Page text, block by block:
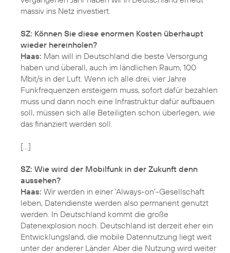
massiv ins Netz investiert.
SZ: Können Sie diese enormen Kosten überhaupt
wieder hereinholen?
Haas: Man will in Deutschland die beste Versorgung
haben und überall, auch im ländlichen Raum, 100
Mbit/s in der Luft. Wenn ich alle drei, vier Jahre
Funkfrequenzen ersteigern muss, sofort dafür bezahlen
muss und dann noch eine Infrastruktur dafür aufbauen
soll, müssen sich alle Beteiligten schon überlegen, wie
das finanziert werden soll.
[…]
SZ: Wie wird der Mobilfunk in der Zukunft denn
aussehen?
Haas: Wir werden in einer 'Always-on'-Gesellschaft
leben, Datendienste werden also permanent genutzt
werden. In Deutschland kommt die große
Datenexplosion noch. Deutschland ist derzeit eher ein
Entwicklungsland, die mobile Datennutzung liegt weit
unter der anderer Länder. Aber die Nutzung wird weiter